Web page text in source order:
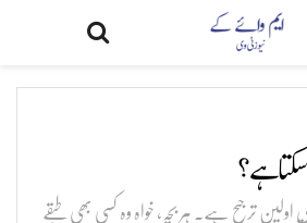
ہے؟
اولین ترجیح ہے۔ ہر بچہ، خواہ وہ کسی بھی طبقے